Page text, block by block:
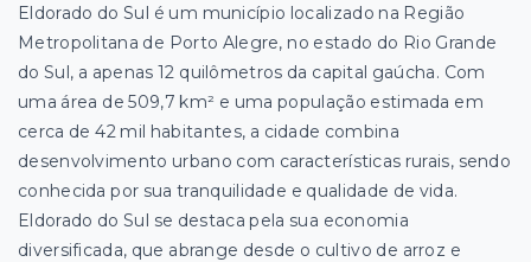
Eldorado do Sul é um município localizado na Região
Metropolitana de Porto Alegre, no estado do Rio Grande
do Sul, a apenas 12 quilômetros da capital gaúcha. Com
uma área de 509,7 km² e uma população estimada em
cerca de 42 mil habitantes, a cidade combina
desenvolvimento urbano com características rurais, sendo
conhecida por sua tranquilidade e qualidade de vida.
Eldorado do Sul se destaca pela sua economia
diversificada, que abrange desde o cultivo de arroz e